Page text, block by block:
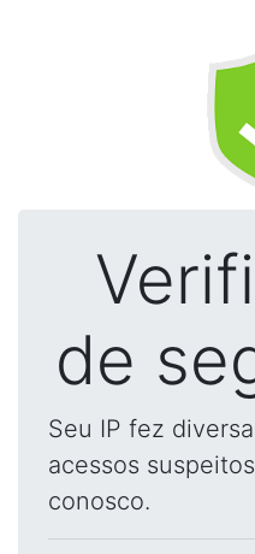
de
Seu IP fez
acessos
conosco.